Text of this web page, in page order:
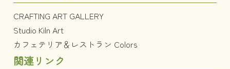
CRAFTING ART GALLERY
Studio Kiln Art
カフェテリア＆レストラン Colors
関連リンク